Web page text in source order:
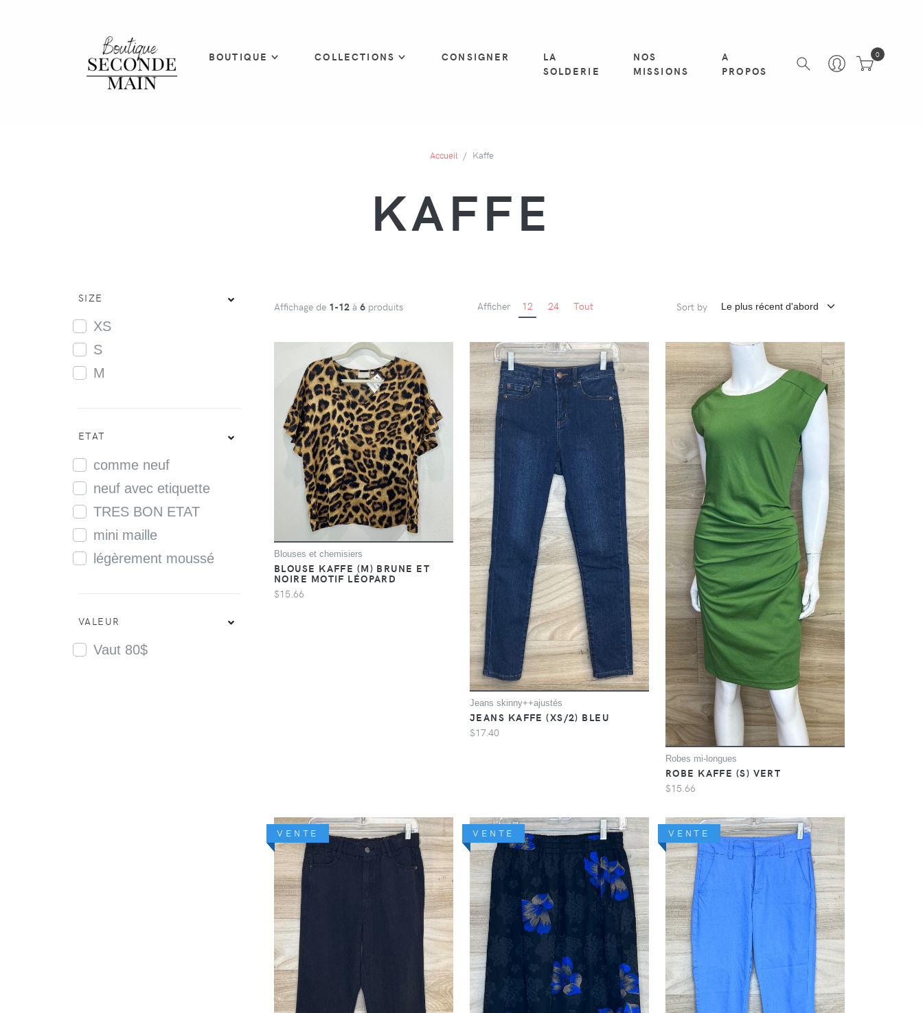
BOUTIQUE COLLECTIONS CONSIGNER
LA
SOLDERIE
NOS
MISSIONS
A
PROPOS
0
Accueil Kaffe
KAFFE
SIZE
XS
S
M
ETAT
comme neuf
neuf avec etiquette
TRES BON ETAT
mini maille
légèrement moussé
VALEUR
Vaut 80$
Affichage de 1-12 à 6 produits Afficher 12 24 Tout Sort by
Blouses et chemisiers
BLOUSE KAFFE (M) BRUNE ET
NOIRE MOTIF LÉOPARD
$15.66
Jeans skinny++ajustés
JEANS KAFFE (XS/2) BLEU
$17.40
Robes mi-longues
ROBE KAFFE (S) VERT
$15.66
VENTE VENTE VENTE